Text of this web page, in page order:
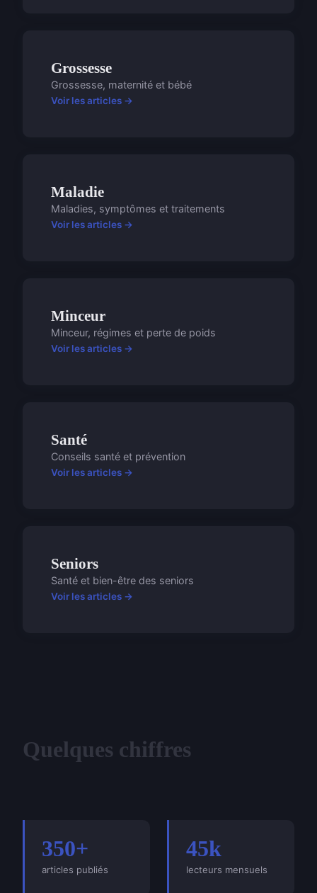
Grossesse
Grossesse, maternité et bébé
Voir les articles →
Maladie
Maladies, symptômes et traitements
Voir les articles →
Minceur
Minceur, régimes et perte de poids
Voir les articles →
Santé
Conseils santé et prévention
Voir les articles →
Seniors
Santé et bien-être des seniors
Voir les articles →
Quelques chiffres
350+
articles publiés
45k
lecteurs mensuels